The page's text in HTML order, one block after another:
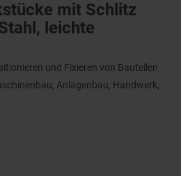
mit Schlitz
leichte
und Fixieren von Bauteilen
Anlagenbau, Handwerk,